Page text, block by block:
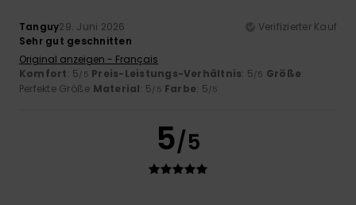
Tanguy29. Juni 2026
Verifizierter Kauf
Sehr gut geschnitten
Original anzeigen - Français
Komfort: 5/5 Preis-Leistungs-Verhältnis: 5/5 Größe:
Perfekte Größe Material: 5/5 Farbe: 5/5
5/5